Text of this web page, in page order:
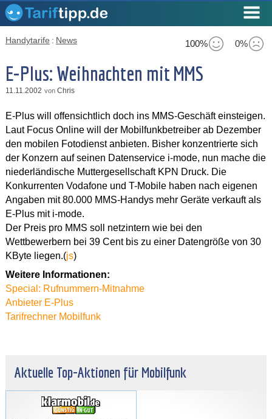
100% 0%
Handytarife : News
E-Plus: Weihnachten mit MMS
11.11.2002 von Chris
E-Plus will offensichtlich doch ins MMS-Geschäft einsteigen.
Laut Focus Online will der Mobilfunkbetreiber ab Dezember
den mobilen Fotodienst anbieten. Bisher konzentrierte sich
der Konzern auf seinen Datenservice i-mode, nun mache die
niederländische Muttergesellschaft KPN Druck. Die
Konkurrenten Vodafone und T-Mobile haben nach eigenen
Angaben mit 80.000 MMS-Handys mehr Geräte verkauft als
E-Plus mit i-mode.
Der Preis pro MMS soll netzintern wie bei den
Wettbewerbern bei 39 Cent bis zu einer Datengröße von 30
KByte liegen.(js)
Weitere Informationen:
Special: Rufnummern-Mitnahme
Anbieter E-Plus
Tarifrechner Mobilfunk
Aktuelle Top-Aktionen für Mobilfunk